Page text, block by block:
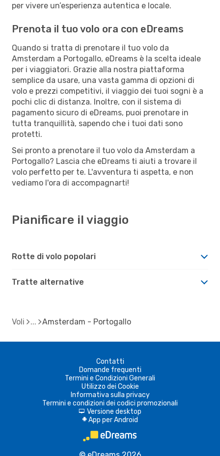
per vivere un’esperienza autentica e locale.
Prenota il tuo volo ora con eDreams
Quando si tratta di prenotare il tuo volo da
Amsterdam a Portogallo, eDreams è la scelta ideale
per i viaggiatori. Grazie alla nostra piattaforma
semplice da usare, una vasta gamma di opzioni di
volo e prezzi competitivi, il viaggio dei tuoi sogni è a
pochi clic di distanza. Inoltre, con il sistema di
pagamento sicuro di eDreams, puoi prenotare in
tutta tranquillità, sapendo che i tuoi dati sono
protetti.
Sei pronto a prenotare il tuo volo da Amsterdam a
Portogallo? Lascia che eDreams ti aiuti a trovare il
volo perfetto per te. L'avventura ti aspetta, e non
vediamo l'ora di accompagnarti!
Pianificare il viaggio
Rotte di volo popolari
Tratte alternative
Voli Amsterdam - Portogallo
Contatti
Domande frequenti
Termini e Condizioni Generali
Utilizzo dei Cookie
Informativa sulla privacy
Termini e condizioni dei codici promozionali
d Versione desktop
A App per Android